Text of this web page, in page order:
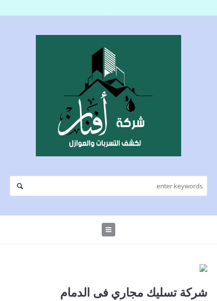
شركة تسليك مجاري فى الدمام